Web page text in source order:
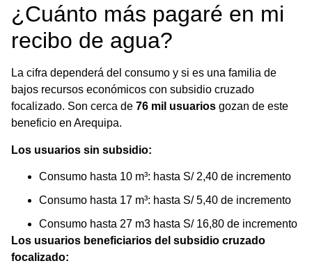
¿Cuánto más pagaré en mi
recibo de agua?
La cifra dependerá del consumo y si es una familia de
bajos recursos económicos con subsidio cruzado
focalizado. Son cerca de 76 mil usuarios gozan de este
beneficio en Arequipa.
Los usuarios sin subsidio:
Consumo hasta 10 m³: hasta S/ 2,40 de incremento
Consumo hasta 17 m³: hasta S/ 5,40 de incremento
Consumo hasta 27 m3 hasta S/ 16,80 de incremento
Los usuarios beneficiarios del subsidio cruzado
focalizado: